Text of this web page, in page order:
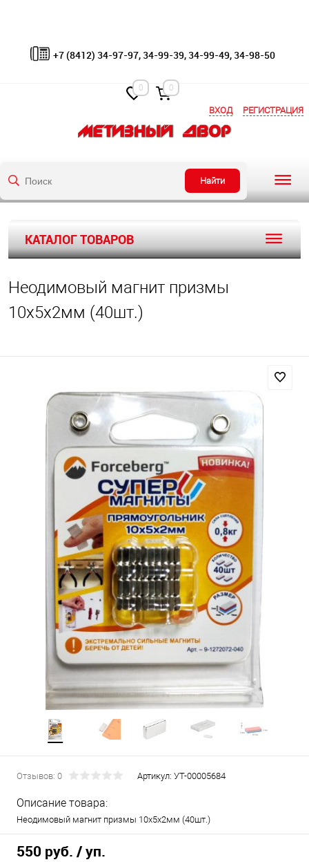
ВХОД РЕГИСТРАЦИЯ
Найти
+7 (8412) 34-97-97, 34-99-39, 34-99-49, 34-98-50
0 0
КАТАЛОГ ТОВАРОВ
Неодимовый магнит призмы
10х5х2мм (40шт.)
Отзывов: 0 Артикул: УТ-00005684
Описание товара:
Неодимовый магнит призмы 10х5х2мм (40шт.)
550 руб. / уп.